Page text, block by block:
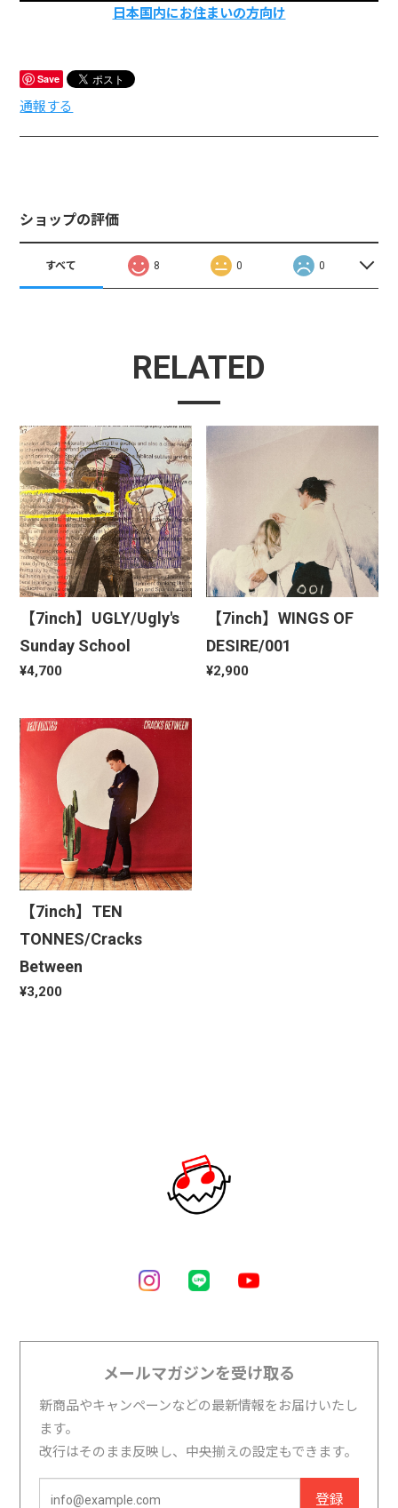
日本国内にお住まいの方向け
Save
通報する
ショップの評価
すべて 8 0 0
RELATED
【7inch】UGLY/Ugly's
Sunday School
¥4,700
【7inch】WINGS OF
DESIRE/001
¥2,900
【7inch】TEN
TONNES/Cracks
Between
¥3,200
メールマガジンを受け取る
新商品やキャンペーンなどの最新情報をお届けいたし
ます。
改行はそのまま反映し、中央揃えの設定もできます。
登録